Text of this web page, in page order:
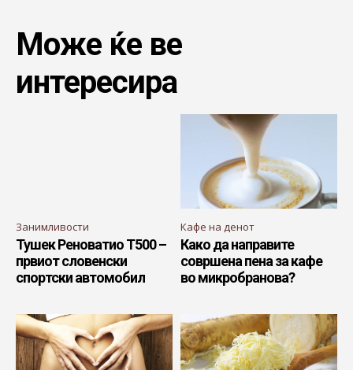
Може ќе ве
интересира
Занимливости
Тушек Реноватио Т500 –
првиот словенски
спортски автомобил
Кафе на денот
Како да направите
совршена пена за кафе
во микробранова?